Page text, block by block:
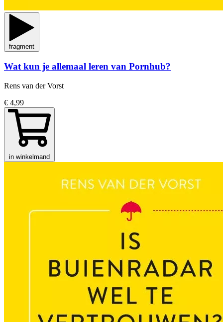
fragment
Wat kun je allemaal leren van Pornhub?
Rens van der Vorst
€ 4,99
in winkelmand